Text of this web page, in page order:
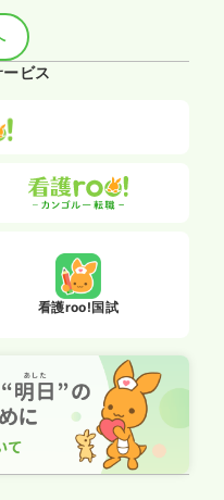
ビス
看護roo!国試